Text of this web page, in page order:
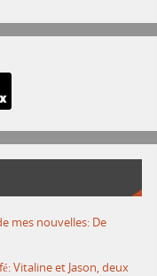
mes nouvelles: De
Vitaline et Jason, deux